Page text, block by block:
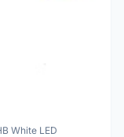
White LED